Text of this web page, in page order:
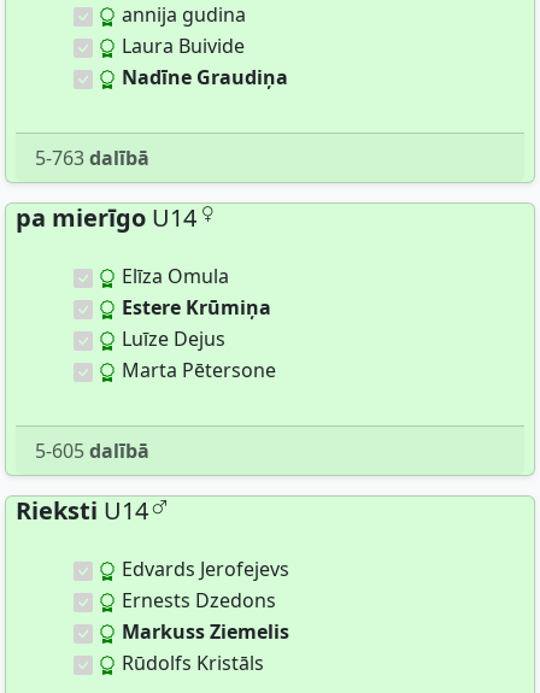
annija gudina
Laura Buivide
Nadīne Graudiņa
5-763dalībā
pa mierīgo U14
Elīza Omula
Estere Krūmiņa
Luīze Dejus
Marta Pētersone
5-605dalībā
Rieksti U14
Edvards Jerofejevs
Ernests Dzedons
Markuss Ziemelis
Rūdolfs Kristāls